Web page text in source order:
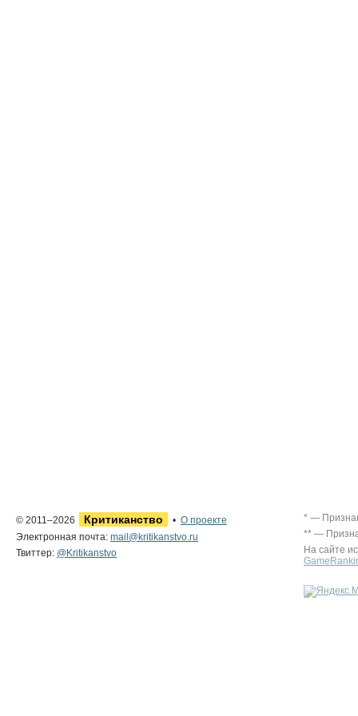
© 2011–2026 Критиканство • О проекте
Электронная почта: mail@kritikanstvo.ru
Твиттер: @Kritikanstvo
* —
** —
На сайте